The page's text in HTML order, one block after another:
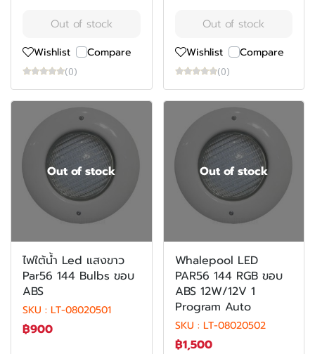
Out of stock
Wishlist Compare
(0)
Out of stock
Wishlist Compare
(0)
Out of stock
ไฟใต้น้ำ Led แสงขาว
Par56 144 Bulbs ขอบ
ABS
SKU : LT-08020501
฿900
Out of stock
Whalepool LED
PAR56 144 RGB ขอบ
ABS 12W/12V 1
Program Auto
SKU : LT-08020502
฿1,500